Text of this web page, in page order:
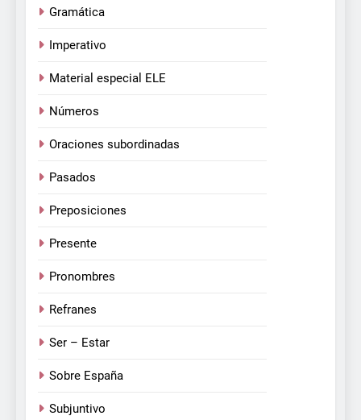
Gramática
Imperativo
Material especial ELE
Números
Oraciones subordinadas
Pasados
Preposiciones
Presente
Pronombres
Refranes
Ser – Estar
Sobre España
Subjuntivo